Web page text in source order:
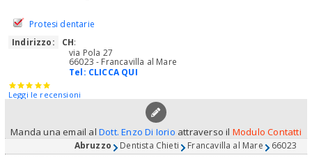
Protesi dentarie
Indirizzo:
CH:
via Pola 27
66023 - Francavilla al Mare
Tel: CLICCA QUI
Leggi le recensioni
Manda una email alDott. Enzo Di Iorio attraverso il Modulo Contatti
Abruzzo Dentista Chieti Francavilla al Mare 66023